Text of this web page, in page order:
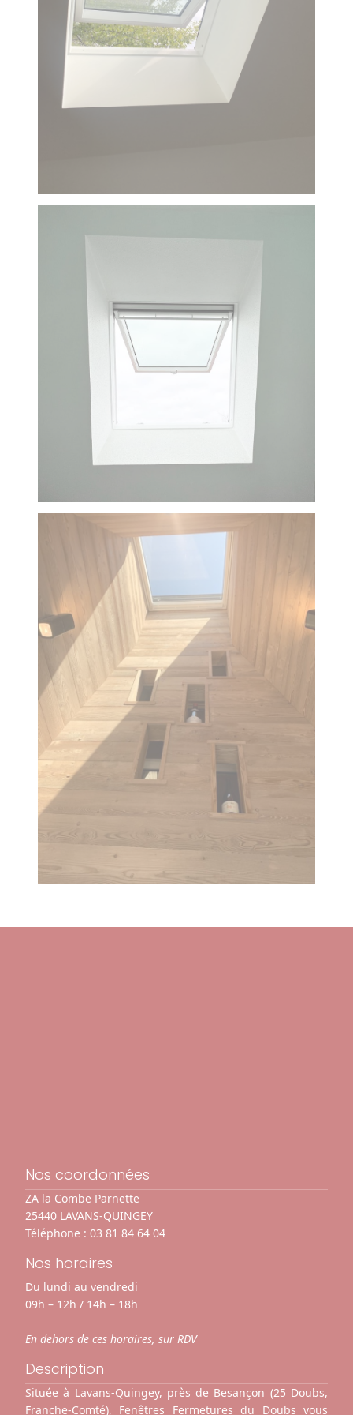
Nos coordonnées
ZA la Combe Parnette
25440 LAVANS-QUINGEY
Téléphone : 03 81 84 64 04
Nos horaires
Du lundi au vendredi
09h – 12h / 14h – 18h
En dehors de ces horaires, sur RDV
Description
Située à Lavans-Quingey, près de Besançon (25 Doubs,
Franche-Comté), Fenêtres Fermetures du Doubs vous